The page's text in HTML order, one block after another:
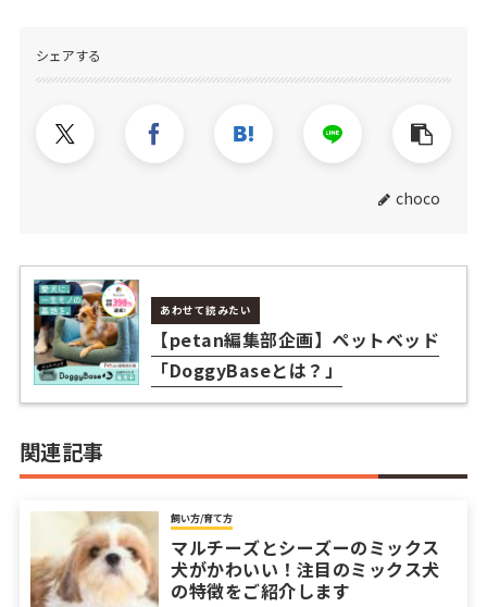
シェアする
choco
あわせて読みたい
【petan編集部企画】ペットベッド
「DoggyBaseとは？」
関連記事
飼い方/育て方
マルチーズとシーズーのミックス
犬がかわいい！注目のミックス犬
の特徴をご紹介します